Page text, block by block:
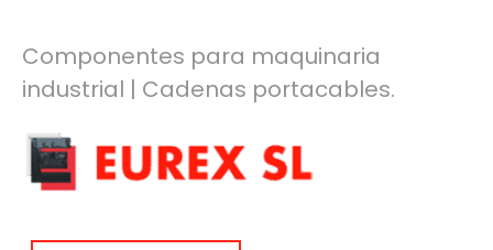
Componentes para maquinaria
industrial | Cadenas portacables.